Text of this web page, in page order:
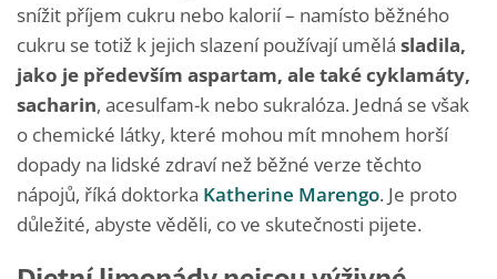
snížit příjem cukru nebo kalorií – namísto běžného
cukru se totiž k jejich slazení používají umělá sladila,
jako je především aspartam, ale také cyklamáty,
sacharin, acesulfam-k nebo sukralóza. Jedná se však
o chemické látky, které mohou mít mnohem horší
dopady na lidské zdraví než běžné verze těchto
nápojů, říká doktorka Katherine Marengo. Je proto
důležité, abyste věděli, co ve skutečnosti pijete.